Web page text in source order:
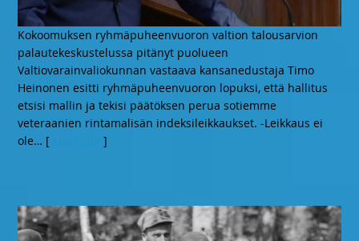
Kokoomuksen ryhmäpuheenvuoron valtion talousarvion
palautekeskustelussa pitänyt puolueen
Valtiovarainvaliokunnan vastaava kansanedustaja Timo
Heinonen esitti ryhmäpuheenvuoron lopuksi, että hallitus
etsisi mallin ja tekisi päätöksen perua sotiemme
veteraanien rintamalisän indeksileikkaukset. -Leikkaus ei
ole… [ ]